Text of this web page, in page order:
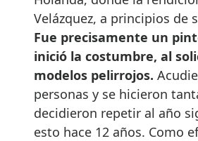
Velázquez, a principios de
Fue precisamente un
inició la costumbre, al
modelos pelirrojos.
personas y se hicieron
decidieron repetir al año
esto hace 12 años. Como